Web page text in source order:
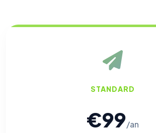
STANDARD
€99/an